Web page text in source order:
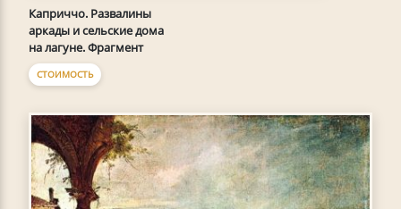
Каприччо. Развалины
аркады и сельские дома
на лагуне. Фрагмент
СТОИМОСТЬ